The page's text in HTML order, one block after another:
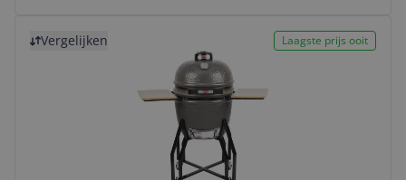
Vergelijken Laagste prijs ooit